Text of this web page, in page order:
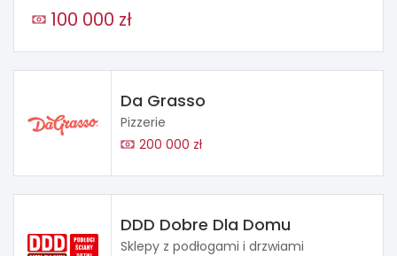
100 000 zł
Da Grasso
Pizzerie
200 000 zł
DDD Dobre Dla Domu
Sklepy z podłogami i drzwiami